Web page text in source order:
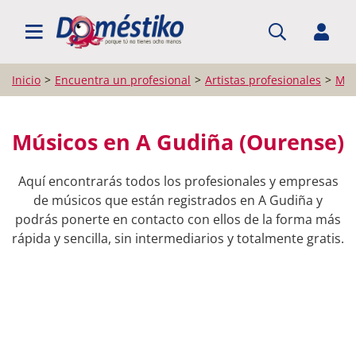
BUSCAR PROFESIONALES
Inicio Encuentra un profesional Artistas profesionales
Músicos en A Gudiña (Ourense)
Aquí encontrarás todos los profesionales y empresas
de músicos que están registrados en A Gudiña y
podrás ponerte en contacto con ellos de la forma más
rápida y sencilla, sin intermediarios y totalmente gratis.